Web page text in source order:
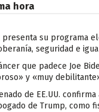
hora
presenta su programa
seguridad e
que padece Joe
y «muy
de EE.UU. confirma
de Trump, como